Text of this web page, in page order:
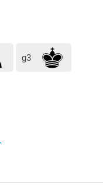
g3